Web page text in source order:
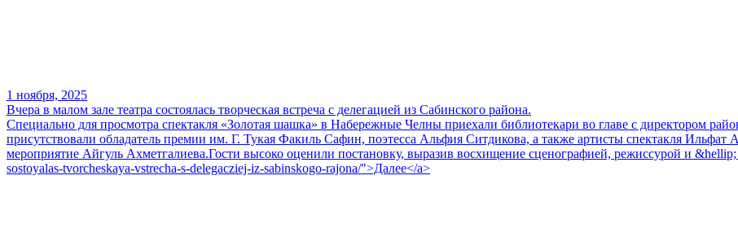
1 ноября, 2025
Вчера в малом зале театра состоялась творческая встреча с делегацией из Сабинского района.
Специально для просмотра спектакля «Золотая шашка» в Набережные Челны приехали библиотекари во главе с директором
присутствовали обладатель премии им. Г. Тукая Факиль Сафин, поэтесса Альфия Ситдикова, а также артисты спектакля
мероприятие Айгуль Ахметгалиева.Гости высоко оценили постановку, выразив восхищение сценографией, режиссурой и
sostoyalas-tvorcheskaya-vstrecha-s-delegacziej-iz-sabinskogo-rajona/">Далее</a>